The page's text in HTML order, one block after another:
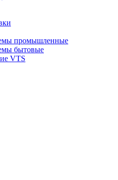
промышленные
бытовые
VTS